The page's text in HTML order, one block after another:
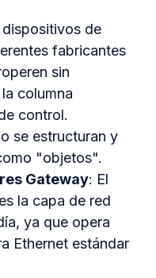
dispositivos de
fabricantes
sin
columna
control.
se estructuran y
"objetos".
Gateway: El
la capa de red
ya que opera
Ethernet estándar